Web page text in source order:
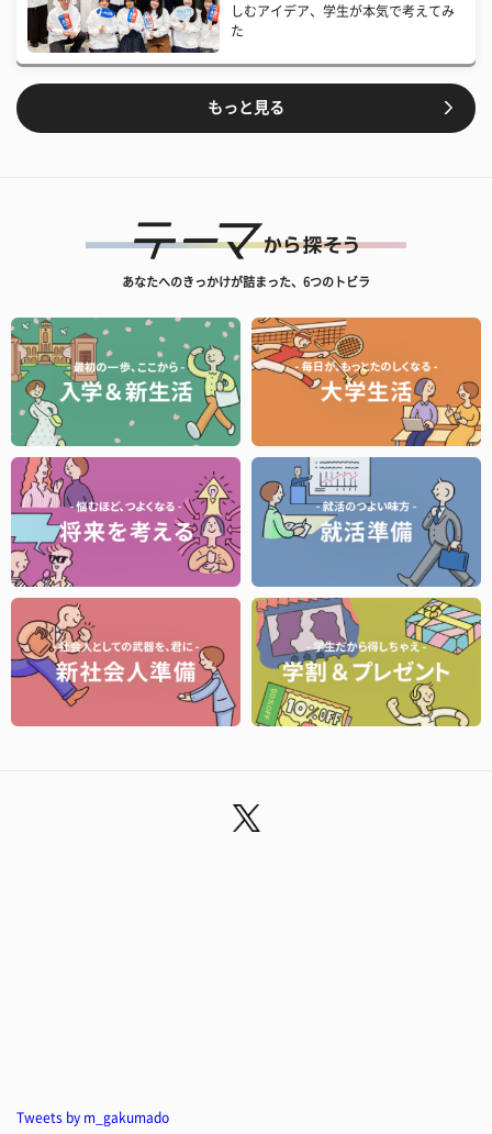
しむアイデア、学生が本気で考えてみ
た
もっと見る
あなたへのきっかけが詰まった、6つのトビラ
Tweets by m_gakumado